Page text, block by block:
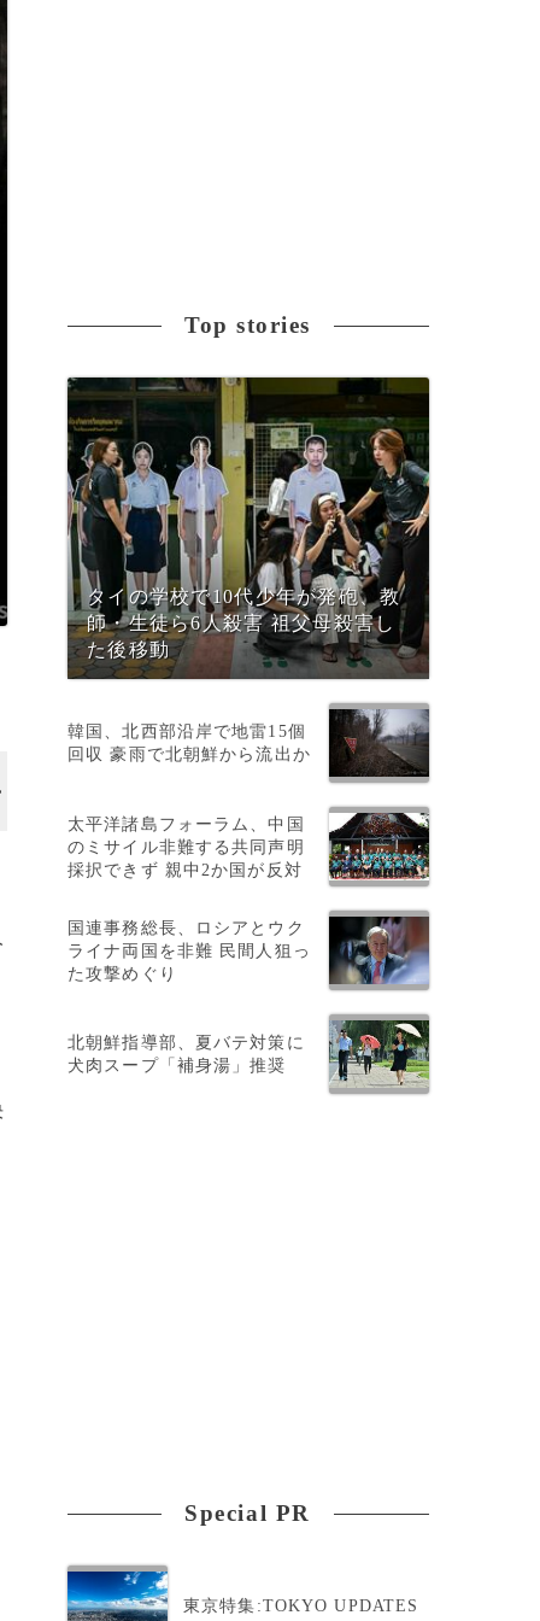
Top stories
タイの学校で10代少年が発砲、教
師・生徒ら6人殺害 祖父母殺害し
た後移動
韓国、北西部沿岸で地雷15個
回収 豪雨で北朝鮮から流出か
太平洋諸島フォーラム、中国
のミサイル非難する共同声明
採択できず 親中2か国が反対
国連事務総長、ロシアとウク
ライナ両国を非難 民間人狙っ
た攻撃めぐり
北朝鮮指導部、夏バテ対策に
犬肉スープ「補身湯」推奨
Special PR
東京特集:TOKYO UPDATES